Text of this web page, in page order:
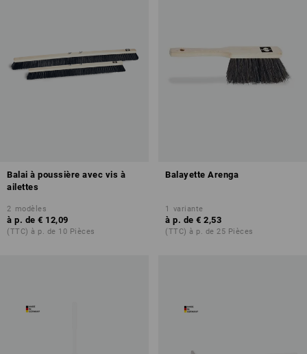
Balai à poussière avec vis à
ailettes
2 modèles
à p. de € 12,09
(TTC) à p. de 10 Pièces
Balayette Arenga
1 variante
à p. de € 2,53
(TTC) à p. de 25 Pièces